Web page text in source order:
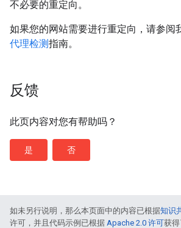
不必要的重定向。
如果您的网站需要进行重定向，请参阅
代理检测指南。
反馈
此页内容对您有帮助吗？
是 否
如未另行说明，那么本页面中的内容已根据知识
许可，并且代码示例已根据 Apache 2.0 许可获